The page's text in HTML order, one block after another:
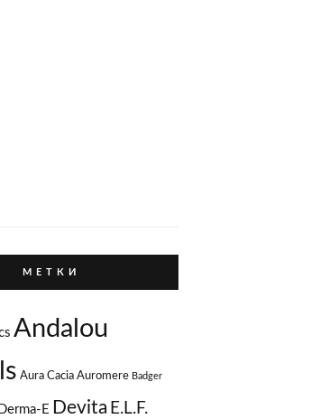
М Е Т К И
Andalou
Aura Cacia Auromere Badger
Derma-E Devita E.L.F.